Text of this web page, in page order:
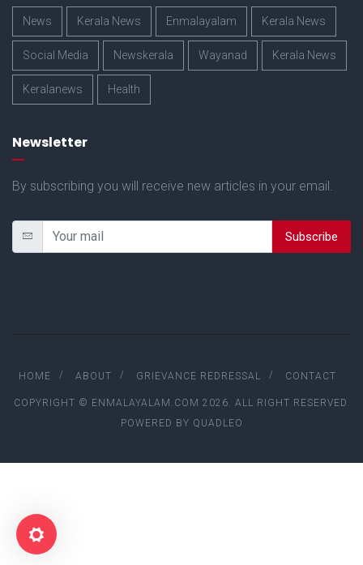
News Kerala News Enmalayalam Kerala News
Social Media Newskerala Wayanad Kerala News
Keralanews Health
Newsletter
By subscribing you will receive new articles in your email.
Subscribe
HOME ABOUT GRIEVANCE REDRESSAL CONTACT
COPYRIGHT © ENMALAYALAM.COM 2026. ALL RIGHT RESERVED.
POWERED BY QUADLEO